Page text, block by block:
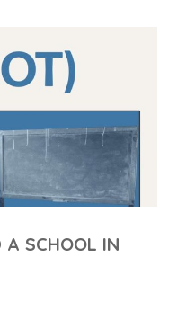
SCHOOL IN